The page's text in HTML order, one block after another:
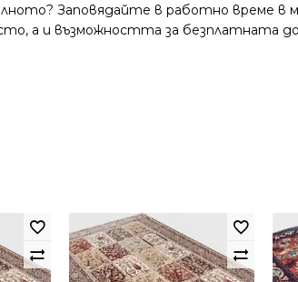
Заповядайте в работно време в
а и възможността за безплатната